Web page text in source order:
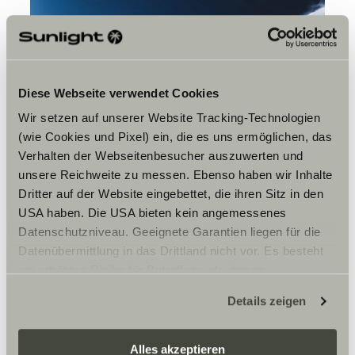
Diese Webseite verwendet Cookies
Wir setzen auf unserer Website Tracking-Technologien
(wie Cookies und Pixel) ein, die es uns ermöglichen, das
Verhalten der Webseitenbesucher auszuwerten und
unsere Reichweite zu messen. Ebenso haben wir Inhalte
Dritter auf der Website eingebettet, die ihren Sitz in den
USA haben. Die USA bieten kein angemessenes
Datenschutzniveau. Geeignete Garantien liegen für die
Datenübermittlung in das Drittland nicht vor. Es besteht
zustehen. Eingesetzte Dienstleister können Daten für
eigene Zwecke verarbeiten und mit anderen Daten
zusammenführen. Weitere Informationen finden Sie hier:
Details zeigen
Alles akzeptieren
Byl to také důvod, proč jsi
založila Level Up?
zejména těch, které nemají peníze, přátele ani zdroje. To
byla mladá, musela jsem tvrdě bojovat finančně, abych
mohla sportovat profesionálně. Ale také vím, jak snadné